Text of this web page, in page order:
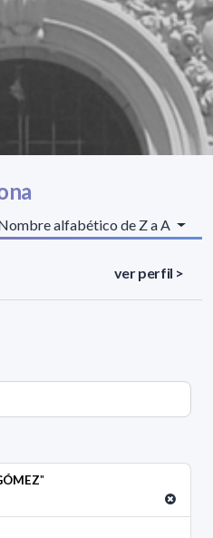
"
alfabético de Z a A
ver perfil >